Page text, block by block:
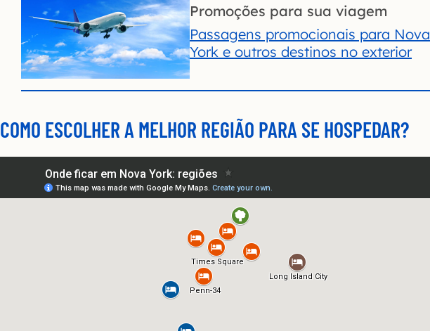
Promoções para sua viagem
Passagens promocionais para Nova
York e outros destinos no exterior
COMO ESCOLHER A MELHOR REGIÃO PARA SE HOSPEDAR?